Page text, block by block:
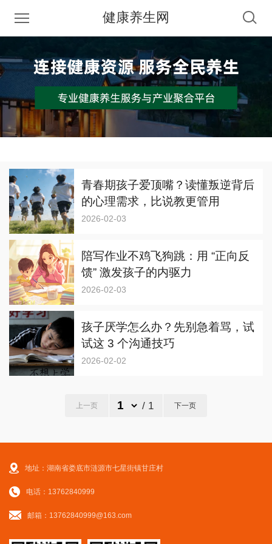
健康养生网
青春期孩子爱顶嘴？读懂叛逆背后
的心理需求，比说教更管用
2026-02-03
陪写作业不鸡飞狗跳：用 “正向反
馈” 激发孩子的内驱力
2026-02-03
孩子厌学怎么办？先别急着骂，试
试这 3 个沟通技巧
2026-02-02
上一页 / 1 下一页
地址：湖南省娄底市涟源市七星街镇甘庄村
电话：13762840999
邮箱：13762840999@163.com